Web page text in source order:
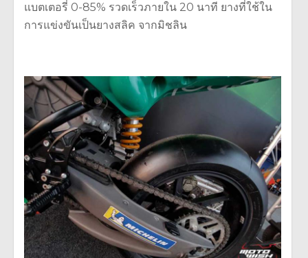
แบตเตอรี่ 0-85% รวดเร็วภายใน 20 นาที ยางที่ใช้ใน
การแข่งขันเป็นยางสลิค จากมิชลิน